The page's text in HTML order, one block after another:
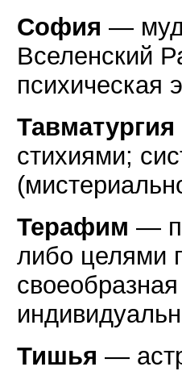
София —
Вселенский
психическая
Тавматургия
стихиями;
Терафим —
либо целями
Тишья —